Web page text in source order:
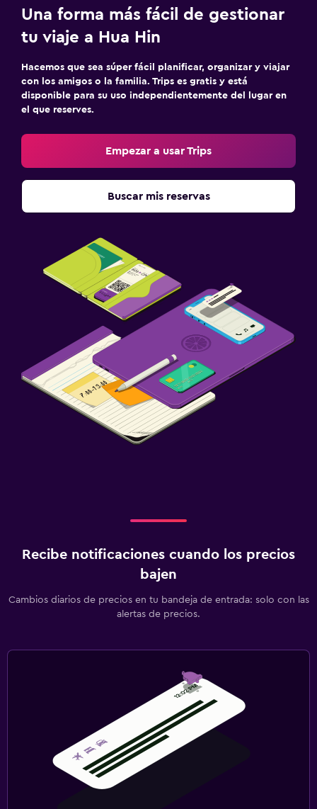
Una forma más fácil de gestionar
tu viaje a Hua Hin
Hacemos que sea súper fácil planificar, organizar y viajar
con los amigos o la familia. Trips es gratis y está
disponible para su uso independientemente del lugar en
el que reserves.
Empezar a usar Trips
Buscar mis reservas
Recibe notificaciones cuando los precios
bajen
Cambios diarios de precios en tu bandeja de entrada: solo con las
alertas de precios.